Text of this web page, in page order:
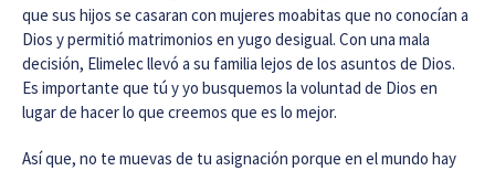
que sus hijos se casaran con mujeres moabitas que no conocían a
Dios y permitió matrimonios en yugo desigual. Con una mala
decisión, Elimelec llevó a su familia lejos de los asuntos de Dios.
Es importante que tú y yo busquemos la voluntad de Dios en
lugar de hacer lo que creemos que es lo mejor.
Así que, no te muevas de tu asignación porque en el mundo hay